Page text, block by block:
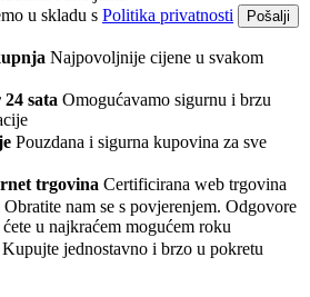
u skladu s Politika privatnosti
Najpovoljnije cijene u svakom
sata Omogućavamo sigurnu i brzu
Pouzdana i sigurna kupovina za sve
trgovina Certificirana web trgovina
Obratite nam se s povjerenjem. Odgovore
u najkraćem mogućem roku
Kupujte jednostavno i brzo u pokretu